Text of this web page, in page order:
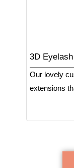
3D
Our lovely
extensions